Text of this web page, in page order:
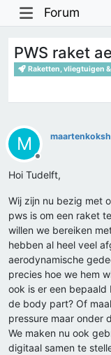
Forum
PWS raket
Raketten, vliegtuigen
M
Offline
Hoi Tudelft,
Wij zijn nu bezig met
pws is om een raket
willen we bereiken
hebben al heel veel
aerodynamische
precies hoe we hem
ook is er een bepaald
de body part? Of
pressure maar onder
We maken nu ook
digitaal samen te